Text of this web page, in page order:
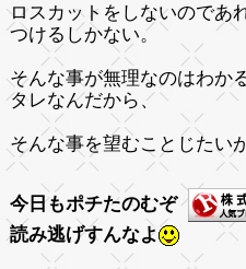
ロスカットをしないのであ
つけるしかない。
そんな事が無理なのはわか
タレなんだから、
そんな事を望むことじたい
今日もポチたのむぞ
読み逃げすんなよ